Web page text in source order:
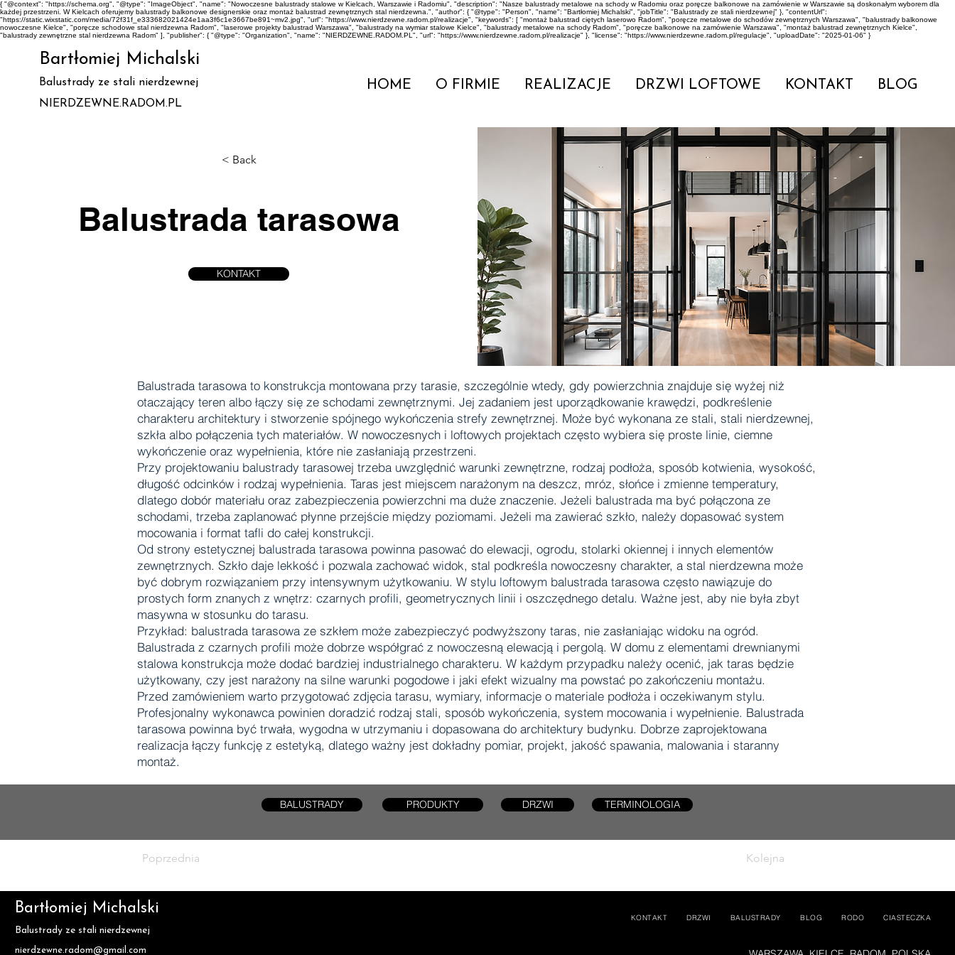
{ "@context": "https://schema.org", "@type": "ImageObject", "name": "Nowoczesne balustrady stalowe w Kielcach, Warszawie i Radomiu", "description": "Nasze balustrady metalowe na schody w Radomiu oraz poręcze balkonowe na zamówienie w Warszawie są doskonałym wyborem dla
każdej przestrzeni. W Kielcach oferujemy balustrady balkonowe designerskie oraz montaż balustrad zewnętrznych stal nierdzewna.", "author": { "@type": "Person", "name": "Bartłomiej Michalski", "jobTitle": "Balustrady ze stali nierdzewnej" }, "contentUrl":
"https://static.wixstatic.com/media/72f31f_e333682021424e1aa3f6c1e3667be891~mv2.jpg", "url": "https://www.nierdzewne.radom.pl/realizacje", "keywords": [ "montaż balustrad ciętych laserowo Radom", "poręcze metalowe do schodów zewnętrznych Warszawa", "balustrady balkonowe
nowoczesne Kielce", "poręcze schodowe stal nierdzewna Radom", "laserowe projekty balustrad Warszawa", "balustrady na wymiar stalowe Kielce", "balustrady metalowe na schody Radom", "poręcze balkonowe na zamówienie Warszawa", "montaż balustrad zewnętrznych Kielce",
"balustrady zewnętrzne stal nierdzewna Radom" ], "publisher": { "@type": "Organization", "name": "NIERDZEWNE.RADOM.PL", "url": "https://www.nierdzewne.radom.pl/realizacje" }, "license": "https://www.nierdzewne.radom.pl/regulacje", "uploadDate": "2025-01-06" }
Bartłomiej Michalski
Balustrady ze stali nierdzewnej
NIERDZEWNE.RADOM.PL
HOME O FIRMIE REALIZACJE DRZWI LOFTOWE KONTAKT BLOG
< Back
Balustrada tarasowa
KONTAKT
Balustrada tarasowa to konstrukcja montowana przy tarasie, szczególnie wtedy, gdy powierzchnia znajduje się wyżej niż
otaczający teren albo łączy się ze schodami zewnętrznymi. Jej zadaniem jest uporządkowanie krawędzi, podkreślenie
charakteru architektury i stworzenie spójnego wykończenia strefy zewnętrznej. Może być wykonana ze stali, stali nierdzewnej,
szkła albo połączenia tych materiałów. W nowoczesnych i loftowych projektach często wybiera się proste linie, ciemne
wykończenie oraz wypełnienia, które nie zasłaniają przestrzeni.
Przy projektowaniu balustrady tarasowej trzeba uwzględnić warunki zewnętrzne, rodzaj podłoża, sposób kotwienia, wysokość,
długość odcinków i rodzaj wypełnienia. Taras jest miejscem narażonym na deszcz, mróz, słońce i zmienne temperatury,
dlatego dobór materiału oraz zabezpieczenia powierzchni ma duże znaczenie. Jeżeli balustrada ma być połączona ze
schodami, trzeba zaplanować płynne przejście między poziomami. Jeżeli ma zawierać szkło, należy dopasować system
mocowania i format tafli do całej konstrukcji.
Od strony estetycznej balustrada tarasowa powinna pasować do elewacji, ogrodu, stolarki okiennej i innych elementów
zewnętrznych. Szkło daje lekkość i pozwala zachować widok, stal podkreśla nowoczesny charakter, a stal nierdzewna może
być dobrym rozwiązaniem przy intensywnym użytkowaniu. W stylu loftowym balustrada tarasowa często nawiązuje do
prostych form znanych z wnętrz: czarnych profili, geometrycznych linii i oszczędnego detalu. Ważne jest, aby nie była zbyt
masywna w stosunku do tarasu.
Przykład: balustrada tarasowa ze szkłem może zabezpieczyć podwyższony taras, nie zasłaniając widoku na ogród.
Balustrada z czarnych profili może dobrze współgrać z nowoczesną elewacją i pergolą. W domu z elementami drewnianymi
stalowa konstrukcja może dodać bardziej industrialnego charakteru. W każdym przypadku należy ocenić, jak taras będzie
użytkowany, czy jest narażony na silne warunki pogodowe i jaki efekt wizualny ma powstać po zakończeniu montażu.
Przed zamówieniem warto przygotować zdjęcia tarasu, wymiary, informacje o materiale podłoża i oczekiwanym stylu.
Profesjonalny wykonawca powinien doradzić rodzaj stali, sposób wykończenia, system mocowania i wypełnienie. Balustrada
tarasowa powinna być trwała, wygodna w utrzymaniu i dopasowana do architektury budynku. Dobrze zaprojektowana
realizacja łączy funkcję z estetyką, dlatego ważny jest dokładny pomiar, projekt, jakość spawania, malowania i staranny
montaż.
BALUSTRADY PRODUKTY DRZWI TERMINOLOGIA
Poprzednia Kolejna
Bartłomiej Michalski
Balustrady ze stali nierdzewnej
nierdzewne.radom@gmail.com
KONTAKT DRZWI BALUSTRADY BLOG RODO CIASTECZKA